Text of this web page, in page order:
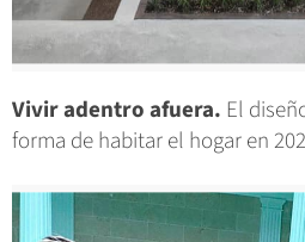
Vivir adentro afuera. El
forma de habitar el hogar en